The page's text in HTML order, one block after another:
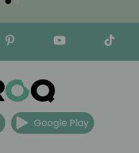
Google Play